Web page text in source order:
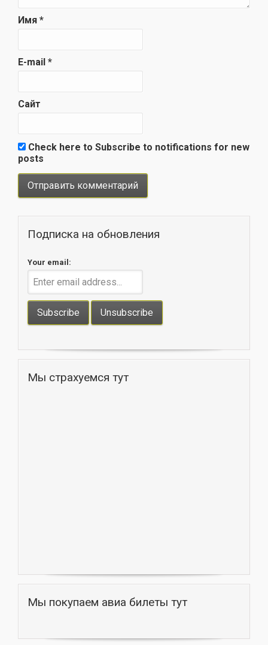
Имя *
E-mail *
Сайт
Check here to Subscribe to notifications for new
posts
Подписка на обновления
Your email:
Мы страхуемся тут
Мы покупаем авиа билеты тут